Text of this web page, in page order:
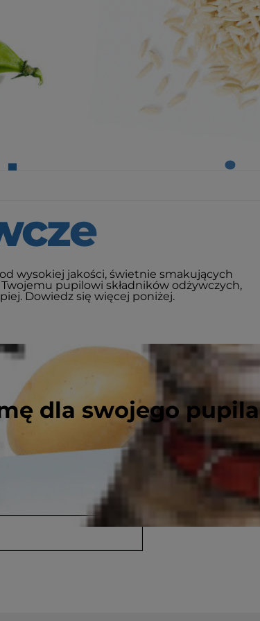
dla swojego pupila
i
wysokiej jakości, świetnie smakujących
pupilowi ​​składników odżywczych,
Dowiedz się więcej poniżej.